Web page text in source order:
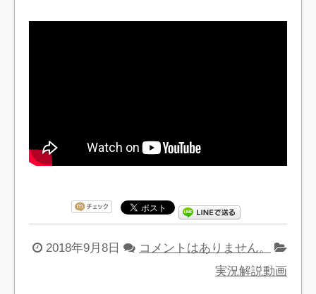
2018年9月8日
コメントはありません。
実況解説動画